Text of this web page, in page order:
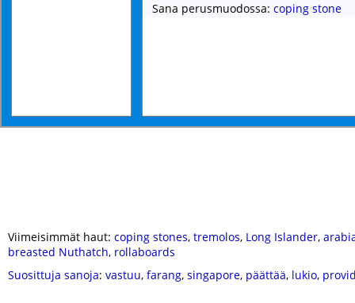
Sana perusmuodossa: coping stone
Viimeisimmät haut: coping stones, tremolos, Long Islander,
breasted Nuthatch, rollaboards
Suosittuja sanoja: vastuu, farang, singapore, päättää, lukio,